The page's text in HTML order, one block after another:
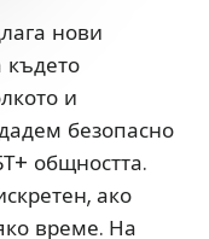
нови
където
и
безопасно
общността.
ако
време. На